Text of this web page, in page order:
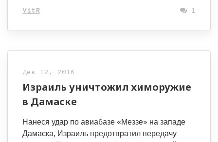
VitR 1
Дек 12, 2016
Израиль уничтожил химоружие
в Дамаске
Нанеся удар по авиабазе «Меззе» на западе
Дамаска, Израиль предотвратил передачу